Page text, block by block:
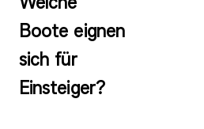
Boote eignen
sich für
Einsteiger?